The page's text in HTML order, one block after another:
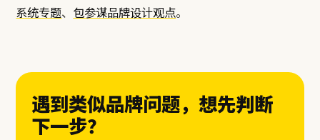
系统专题、 包参谋品牌设计观点。
遇到类似品牌问题，想先判断
下一步？